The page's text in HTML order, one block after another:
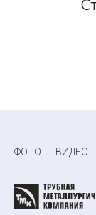
ФОТО ВИДЕО